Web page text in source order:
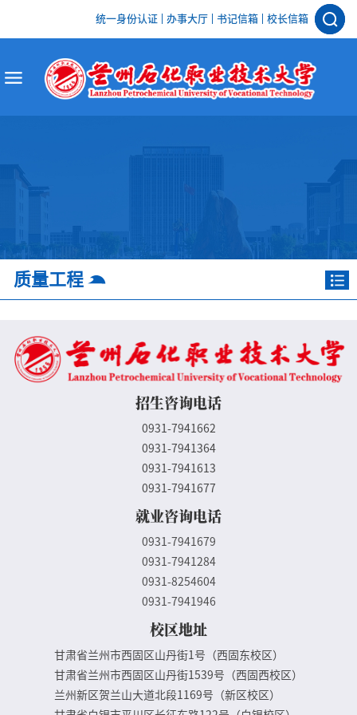
统一身份认证 办事大厅 书记信箱 校长信箱
质量工程
招生咨询电话
0931-7941662
0931-7941364
0931-7941613
0931-7941677
就业咨询电话
0931-7941679
0931-7941284
0931-8254604
0931-7941946
校区地址
甘肃省兰州市西固区山丹街1号（西固东校区）
甘肃省兰州市西固区山丹街1539号（西固西校区）
兰州新区贺兰山大道北段1169号（新区校区）